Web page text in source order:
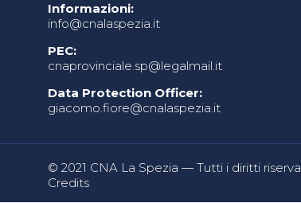
Informazioni:
info@cnalaspezia.it
PEC:
cnaprovinciale.sp@legalmail.it
Data Protection Officer:
giacomo.fiore@cnalaspezia.it
© 2021 CNA La Spezia — Tutti i diritti
Credits